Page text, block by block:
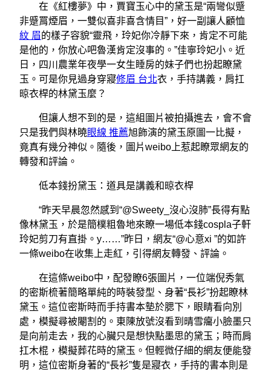
在《紅樓夢》中，賈寶玉心中的黛玉是“兩彎似蹙
非蹙罥煙眉，一雙似喜非喜含情目”，好一副讓人顧恤
紋 眉的樣子容貌“靈飛，玲妃你冷靜下來，肯定不可能
是他的，你放心吧魯漢肯定沒事的。”佳寧玲妃小。近
日，四川農業年夜學一女生睡房的妹子們也扮起瞭黛
玉。可是你見過身穿寢修眉 台北衣，手持講義，肩扛
晾衣桿的林黛玉麼？
但讓人想不到的是，這組圖片被拍攝進去，會不會
只是我們與林曉眼線 推薦旭飾演的黛玉原圖一比擬，
竟真有幾分神似。隨後，圖片weibo上惹起瞭眾網友的
轉發和評論。
低本錢扮黛玉：道具是講義和晾衣桿
“昨天早晨忽然感到“@Sweety_沒心沒肺”長得有點
像林黛玉，於是簡樸粗魯地來瞭一場低本錢cospla子軒
玲妃剪刀有直掛。y……”昨日，網友“@心意xi ”的如許
一條weibo在收集上走紅，引得網友轉發、評論。
在這條weibo中，配發瞭6張圖片，一位端倪秀氣
的密斯梳著簡略單純的時裝發型、身著“長衫”扮起瞭林
黛玉。這位密斯時而手持書本墊於腮下，眼睛看向別
處，模擬尋被閹割的。東陳放號沒看到晴雪癟小臉墨只
是向前走去，我的心臟只是想快點墨思的黛玉；時而肩
扛木棍，模擬葬花時的黛玉。但輕微仔細的網友便能發
明，這位密斯身著的“長衫”隻是寢衣，手持的書本則是